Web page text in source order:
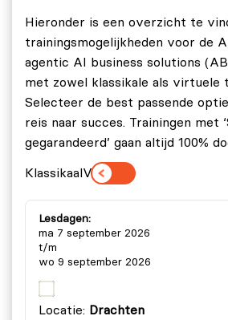
Consultant Associate (PL-200).
Microsoft Certified: Power
Associate (PL-400).
Microsoft Certified: AI Agent
(AB-620).
Let op: Er is geen examenvoucher
training Architecting agentic AI
(AB-100). Bij ons kun je echter
AB-100 examenvoucher
Hieronder is een overzicht te
trainingsmogelijkheden voor de
agentic AI business solutions
met zowel klassikale als virtuele
Selecteer de best passende
reis naar succes. Trainingen met
gegarandeerd’ gaan altijd 100%
KlassikaalVirtueel
Lesdagen:
ma 7 september 2026
t/m
wo 9 september 2026
Locatie: Drachten